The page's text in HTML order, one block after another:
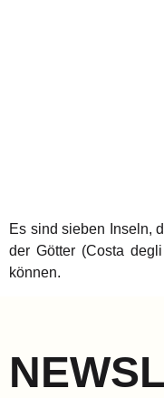
Es sind sieben Inseln,
der Götter (Costa
können.